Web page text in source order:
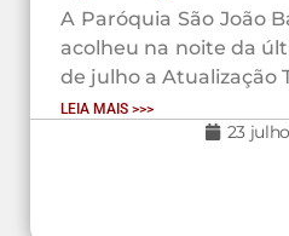
A Paróquia São João
acolheu na noite da
de julho a Atualização
LEIA MAIS >>>
23